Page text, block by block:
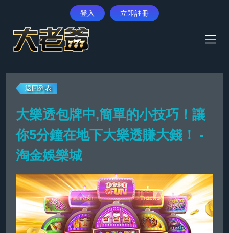
登入 立即註冊
真人娛樂
彩票遊戲
優惠活動
最新消息
返回列表
大樂透包牌中,簡單的小技巧！讓
你5分鐘在地下大樂透賺大錢！ -
淘金娛樂城